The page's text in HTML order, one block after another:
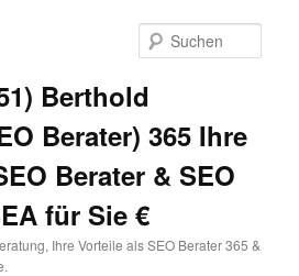
Berthold
Berater) 365 Ihre
Berater & SEO
für Sie €
Ihre Vorteile als SEO Berater 365 &